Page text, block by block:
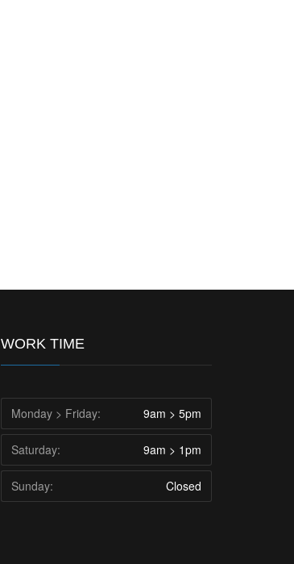
WORK TIME
Monday > Friday: 9am > 5pm
Saturday: 9am > 1pm
Sunday: Closed